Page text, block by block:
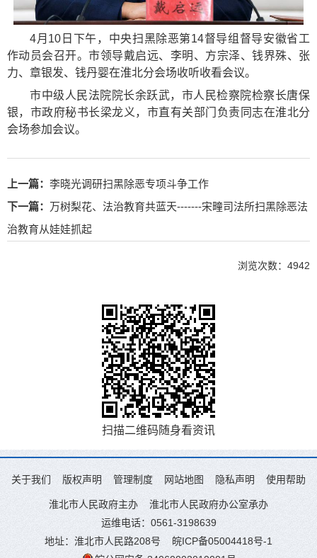
4月10日下午，中央扫黑除恶第14督导组督导安徽省工
作动员会召开。市领导戴启远、李明、方宗泽、钱界殊、张
力、章银发、钱丹婴在淮北分会场收听收看会议。
市中级人民法院院长余跃武，市人民检察院检察长唐保
银，市政府秘书长梁龙义，市直有关部门负责同志在淮北分
会场参加会议。
上一篇： 李晓光调研扫黑除恶专项斗争工作
下一篇： 万树梨花、法治教育共蓝天-------宋疃司法所扫黑除恶法
治教育从娃娃抓起
浏览次数： 4942
扫描二维码随身看资讯
关于我们 版权声明 管理制度 网站地图 隐私声明 使用帮助
淮北市人民政府主办
淮北市人民政府办公室承办
运维电话：0561-3198639
地址：淮北市人民路208号
皖ICP备05004418号-1